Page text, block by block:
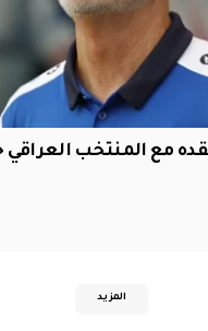
مع المنتخب
المزيد